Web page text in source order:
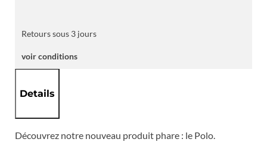
Retours sous 3 jours
voir conditions
Details
Découvrez notre nouveau produit phare : le Polo.